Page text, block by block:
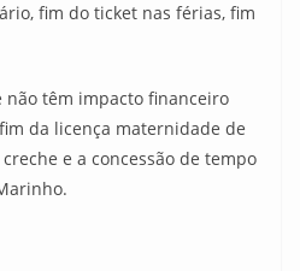
fim do ticket nas férias, fim
não têm impacto financeiro
da licença maternidade de
e a concessão de tempo